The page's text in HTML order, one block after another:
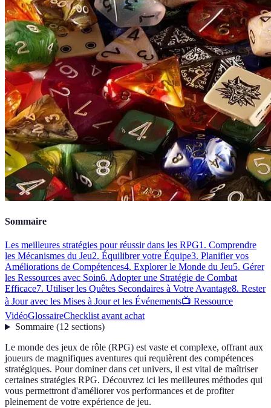
Sommaire
Les meilleures stratégies pour réussir dans les RPG1. Comprendre
les Mécanismes du Jeu2. Équilibrer votre Équipe3. Planifier vos
Améliorations de Compétences4. Explorer le Monde du Jeu5. Gérer
les Ressources avec Soin6. Adopter une Stratégie de Combat
Efficace7. Utiliser les Quêtes Secondaires à Votre Avantage8. Rester
à Jour avec les Mises à Jour et les Événements📺 Ressource
VidéoGlossaireChecklist avant achat
Sommaire(12 sections)
Le monde des jeux de rôle (RPG) est vaste et complexe, offrant aux
joueurs de magnifiques aventures qui requièrent des compétences
stratégiques. Pour dominer dans cet univers, il est vital de maîtriser
certaines stratégies RPG. Découvrez ici les meilleures méthodes qui
vous permettront d'améliorer vos performances et de profiter
pleinement de votre expérience de jeu.